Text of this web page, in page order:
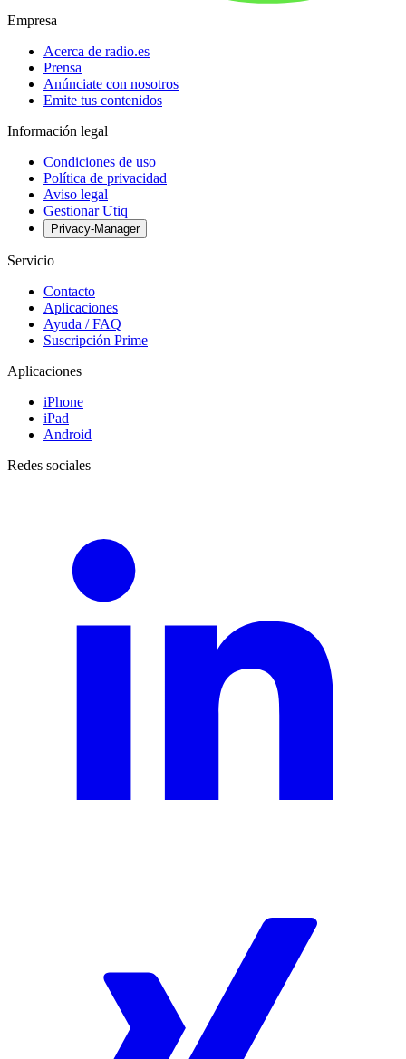
Empresa
Acerca de radio.es
Prensa
Anúnciate con nosotros
Emite tus contenidos
Información legal
Condiciones de uso
Política de privacidad
Aviso legal
Gestionar Utiq
Privacy-Manager
Servicio
Contacto
Aplicaciones
Ayuda / FAQ
Suscripción Prime
Aplicaciones
iPhone
iPad
Android
Redes sociales